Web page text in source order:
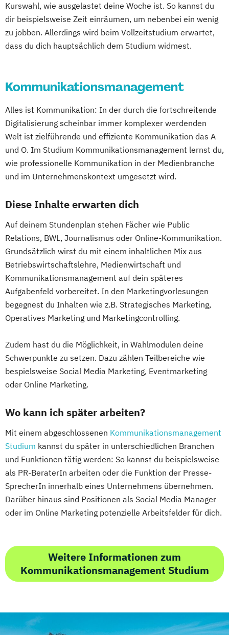
Kurswahl, wie ausgelastet deine Woche ist. So kannst du
dir beispielsweise Zeit einräumen, um nebenbei ein wenig
zu jobben. Allerdings wird beim Vollzeitstudium erwartet,
dass du dich hauptsächlich dem Studium widmest.
Kommunikationsmanagement
Alles ist Kommunikation: In der durch die fortschreitende
Digitalisierung scheinbar immer komplexer werdenden
Welt ist zielführende und effiziente Kommunikation das A
und O. Im Studium Kommunikationsmanagement lernst du,
wie professionelle Kommunikation in der Medienbranche
und im Unternehmenskontext umgesetzt wird.
Diese Inhalte erwarten dich
Auf deinem Stundenplan stehen Fächer wie Public
Relations, BWL, Journalismus oder Online-Kommunikation.
Grundsätzlich wirst du mit einem inhaltlichen Mix aus
Betriebswirtschaftslehre, Medienwirtschaft und
Kommunikationsmanagement auf dein späteres
Aufgabenfeld vorbereitet. In den Marketingvorlesungen
begegnest du Inhalten wie z.B. Strategisches Marketing,
Operatives Marketing und Marketingcontrolling.
Zudem hast du die Möglichkeit, in Wahlmodulen deine
Schwerpunkte zu setzen. Dazu zählen Teilbereiche wie
bespielsweise Social Media Marketing, Eventmarketing
oder Online Marketing.
Wo kann ich später arbeiten?
Mit einem abgeschlossenen Kommunikationsmanagement
Studium kannst du später in unterschiedlichen Branchen
und Funktionen tätig werden: So kannst du beispielsweise
als PR-BeraterIn arbeiten oder die Funktion der Presse-
SprecherIn innerhalb eines Unternehmens übernehmen.
Darüber hinaus sind Positionen als Social Media Manager
oder im Online Marketing potenzielle Arbeitsfelder für dich.
Weitere Informationen zum
Kommunikationsmanagement Studium